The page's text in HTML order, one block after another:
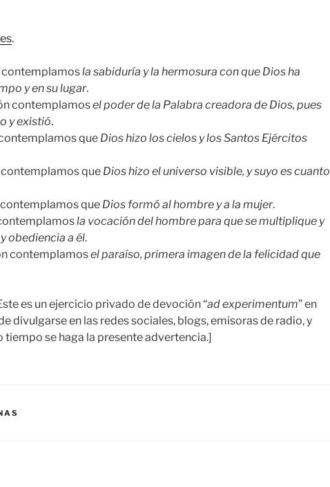
para
o
el
.
contemplamosla sabiduría y la hermosura con que Dios ha
y en su lugar.
contemplamosel poder de la Palabra creadora de Dios, pues
y existió.
que Dios hizo los cielos y los Santos Ejércitos
que Dios hizo el universo visible, y suyo es cuanto
que Dios formó al hombre y a la mujer.
la vocación del hombre para que se multiplique y
obediencia a él.
contemplamosel paraíso, primera imagen de la felicidad que
es un ejercicio privado de devoción “ad experimentum” en
divulgarse en las redes sociales, blogs, emisoras de radio, y
se haga la presente advertencia.]